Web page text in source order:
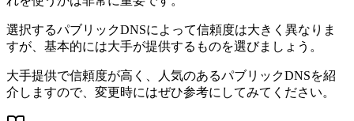
選択するパブリックDNSによって信頼度は大きく異なりま
すが、基本的には大手が提供するものを選びましょう。
大手提供で信頼度が高く、人気のあるパブリックDNSを紹
介しますので、変更時にはぜひ参考にしてみてください。